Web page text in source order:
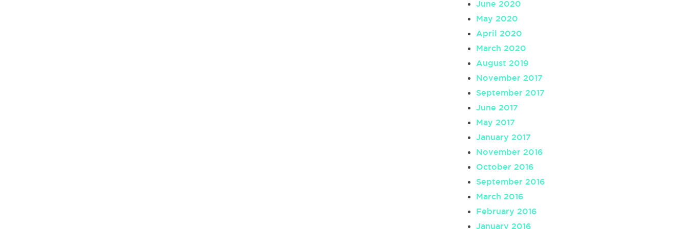
June 2020
May 2020
April 2020
March 2020
August 2019
November 2017
September 2017
June 2017
May 2017
January 2017
November 2016
October 2016
September 2016
March 2016
February 2016
January 2016